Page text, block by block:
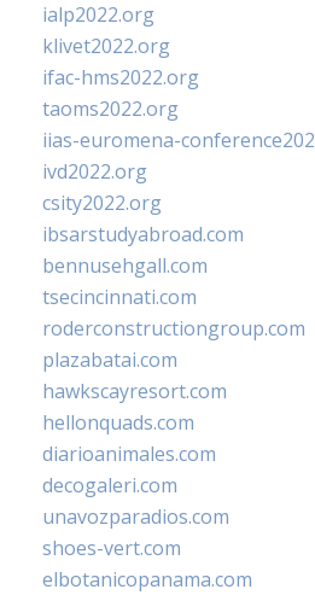
ialp2022.org
klivet2022.org
ifac-hms2022.org
taoms2022.org
iias-euromena-
ivd2022.org
csity2022.org
ibsarstudyabroad.com
bennusehgall.com
tsecincinnati.com
roderconstructiongroup.com
plazabatai.com
hawkscayresort.com
hellonquads.com
diarioanimales.com
decogaleri.com
unavozparadios.com
shoes-vert.com
elbotanicopanama.com